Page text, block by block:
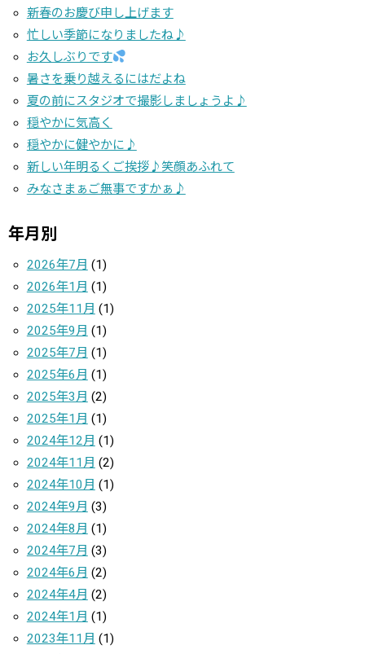
新春のお慶び申し上げます
忙しい季節になりましたね♪
お久しぶりです
暑さを乗り越えるにはだよね
夏の前にスタジオで撮影しましょうよ♪
穏やかに気高く
穏やかに健やかに♪
新しい年明るくご挨拶♪笑顔あふれて
みなさまぁご無事ですかぁ♪
年月別
2026年7月 (1)
2026年1月 (1)
2025年11月 (1)
2025年9月 (1)
2025年7月 (1)
2025年6月 (1)
2025年3月 (2)
2025年1月 (1)
2024年12月 (1)
2024年11月 (2)
2024年10月 (1)
2024年9月 (3)
2024年8月 (1)
2024年7月 (3)
2024年6月 (2)
2024年4月 (2)
2024年1月 (1)
2023年11月 (1)